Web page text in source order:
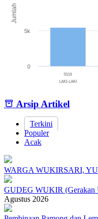
Jumlah
5519
LAKI-LAKI
0
5k
Arsip Artikel
Terkini
Populer
Acak
WARGA WUKIRSARI,
GUDEG WUKIR (Gerakan
Agustus 2026